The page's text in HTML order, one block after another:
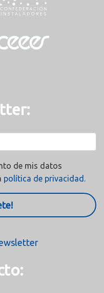
de mis datos
política de privacidad.